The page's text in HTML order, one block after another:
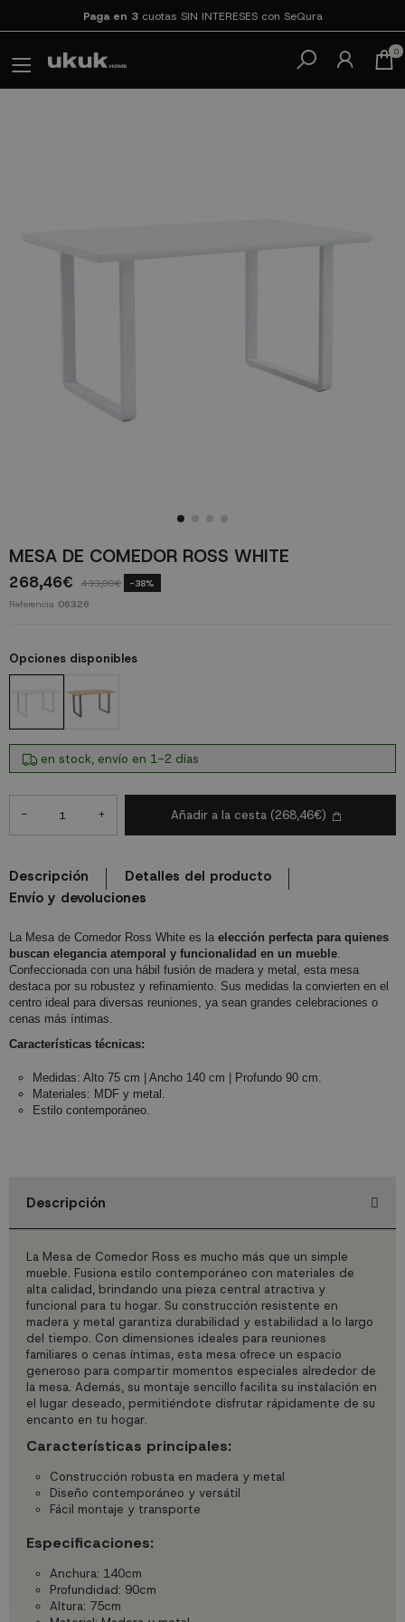
Paga en 3cuotas SIN INTERESES con SeQura
0
MESA DE COMEDOR ROSS WHITE
268,46€ 433,00€ -38%
Referencia 06326
La Mesa de Comedor Ross White es la elección perfecta para quienes
buscan elegancia atemporal y funcionalidad en un mueble.
Confeccionada con una hábil fusión de madera y metal, esta mesa
destaca por su robustez y refinamiento. Sus medidas la convierten en el
centro ideal para diversas reuniones, ya sean grandes celebraciones o
cenas más íntimas.
Características técnicas:
Medidas: Alto 75 cm | Ancho 140 cm | Profundo 90 cm.
Materiales: MDF y metal.
Estilo contemporáneo.
Opciones disponibles
en stock, envío en 1-2 días
- + Añadir a la cesta (268,46€)
Descripción
Detalles del producto
Envío y devoluciones
Descripción
La Mesa de Comedor Ross es mucho más que un simple
mueble. Fusiona estilo contemporáneo con materiales de
alta calidad, brindando una pieza central atractiva y
funcional para tu hogar. Su construcción resistente en
madera y metal garantiza durabilidad y estabilidad a lo largo
del tiempo. Con dimensiones ideales para reuniones
familiares o cenas íntimas, esta mesa ofrece un espacio
generoso para compartir momentos especiales alrededor de
la mesa. Además, su montaje sencillo facilita su instalación en
el lugar deseado, permitiéndote disfrutar rápidamente de su
encanto en tu hogar.
Características principales:
Construcción robusta en madera y metal
Diseño contemporáneo y versátil
Fácil montaje y transporte
Especificaciones:
Anchura: 140cm
Profundidad: 90cm
Altura: 75cm